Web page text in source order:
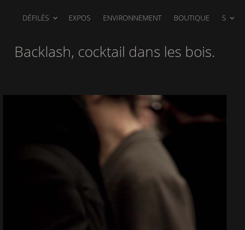
DÉFILÉS EXPOS ENVIRONNEMENT BOUTIQUE S
Backlash, cocktail dans les bois.